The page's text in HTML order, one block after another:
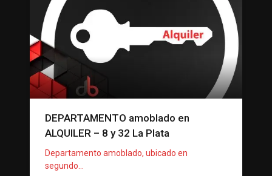
DEPARTAMENTO amoblado en
ALQUILER – 8 y 32 La Plata
Departamento amoblado, ubicado en
segundo…